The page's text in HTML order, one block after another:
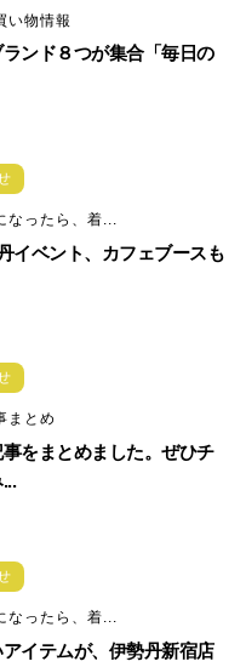
い物情報
ンド８つが集合「毎日の
なったら、着...
イベント、カフェブースも
まとめ
事をまとめました。ぜひチ
なったら、着...
イテムが、伊勢丹新宿店